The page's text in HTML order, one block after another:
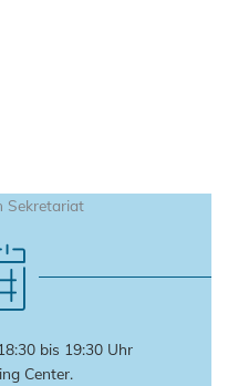
Sekretariat
bis 19:30 Uhr
Center.